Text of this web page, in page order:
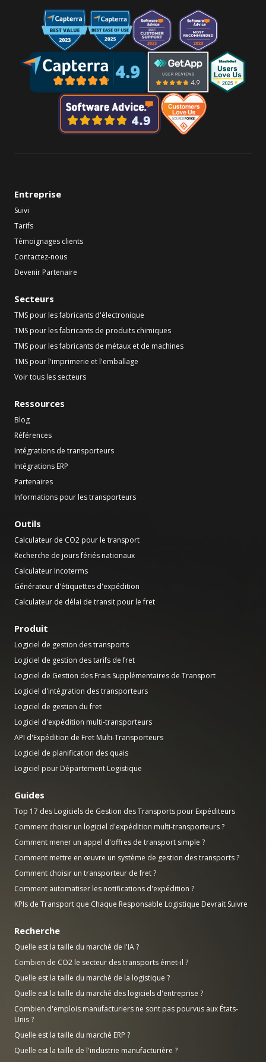
Entreprise
Suivi
Tarifs
Témoignages clients
Contactez-nous
Devenir Partenaire
Secteurs
TMS pour les fabricants d'électronique
TMS pour les fabricants de produits chimiques
TMS pour les fabricants de métaux et de machines
TMS pour l'imprimerie et l'emballage
Voir tous les secteurs
Ressources
Blog
Références
Intégrations de transporteurs
Intégrations ERP
Partenaires
Informations pour les transporteurs
Outils
Calculateur de CO2 pour le transport
Recherche de jours fériés nationaux
Calculateur Incoterms
Générateur d'étiquettes d'expédition
Calculateur de délai de transit pour le fret
Produit
Logiciel de gestion des transports
Logiciel de gestion des tarifs de fret
Logiciel de Gestion des Frais Supplémentaires de Transport
Logiciel d'intégration des transporteurs
Logiciel de gestion du fret
Logiciel d'expédition multi-transporteurs
API d'Expédition de Fret Multi-Transporteurs
Logiciel de planification des quais
Logiciel pour Département Logistique
Guides
Top 17 des Logiciels de Gestion des Transports pour Expéditeurs
Comment choisir un logiciel d'expédition multi-transporteurs ?
Comment mener un appel d'offres de transport simple ?
Comment mettre en œuvre un système de gestion des transports ?
Comment choisir un transporteur de fret ?
Comment automatiser les notifications d'expédition ?
KPIs de Transport que Chaque Responsable Logistique Devrait Suivre
Recherche
Quelle est la taille du marché de l'IA ?
Combien de CO2 le secteur des transports émet-il ?
Quelle est la taille du marché de la logistique ?
Quelle est la taille du marché des logiciels d'entreprise ?
Combien d'emplois manufacturiers ne sont pas pourvus aux États-
Unis ?
Quelle est la taille du marché ERP ?
Quelle est la taille de l'industrie manufacturière ?